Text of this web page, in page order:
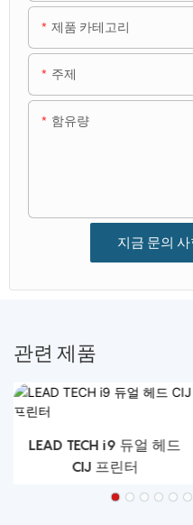
제품 카테고리
주제
함유량
지금 문의
관련 제품
LEAD TECH i9 듀얼 헤드
CIJ 프린터